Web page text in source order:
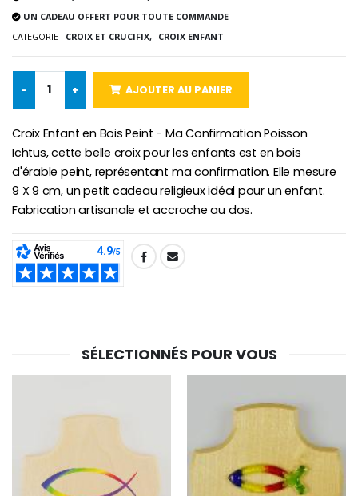
-25%
Lot de 20 Bougies de Neuvaine Blanches
€78.00 €58.50
Huile d'Onction
€9.90
Bougie Neuvaine pour une Guérison - 17.5cm
€4.90
€5.00
UN CADEAU OFFERT POUR TOUTE COMMANDE
CATEGORIE : CROIX ET CRUCIFIX, CROIX ENFANT
- + AJOUTER AU PANIER
Croix Enfant en Bois Peint - Ma Confirmation Poisson
Ichtus, cette belle croix pour les enfants est en bois
d'érable peint, représentant ma confirmation. Elle mesure
9 X 9 cm, un petit cadeau religieux idéal pour un enfant.
Fabrication artisanale et accroche au dos.
SHARE:
SÉLECTIONNÉS POUR VOUS